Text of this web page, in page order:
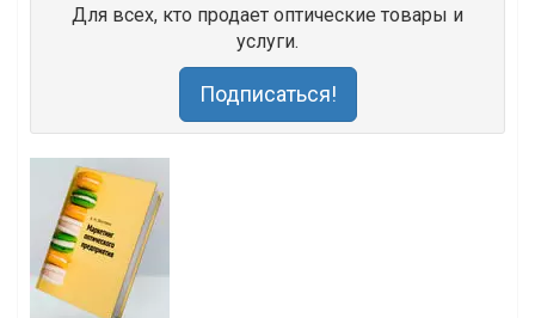
Для всех, кто продает оптические товары и
услуги.
Подписаться!